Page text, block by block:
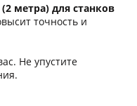
метра) для станков
точность и
Не упустите